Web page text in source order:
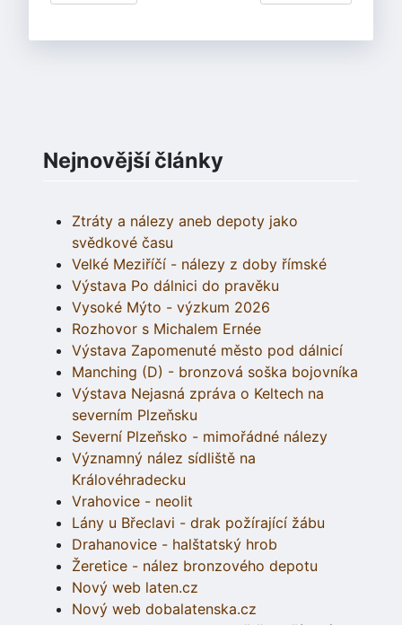
Nejnovější články
Ztráty a nálezy aneb depoty jako
svědkové času
Velké Meziříčí - nálezy z doby římské
Výstava Po dálnici do pravěku
Vysoké Mýto - výzkum 2026
Rozhovor s Michalem Ernée
Výstava Zapomenuté město pod dálnicí
Manching (D) - bronzová soška bojovníka
Výstava Nejasná zpráva o Keltech na
severním Plzeňsku
Severní Plzeňsko - mimořádné nálezy
Významný nález sídliště na
Královéhradecku
Vrahovice - neolit
Lány u Břeclavi - drak požírající žábu
Drahanovice - halštatský hrob
Žeretice - nález bronzového depotu
Nový web laten.cz
Nový web dobalatenska.cz